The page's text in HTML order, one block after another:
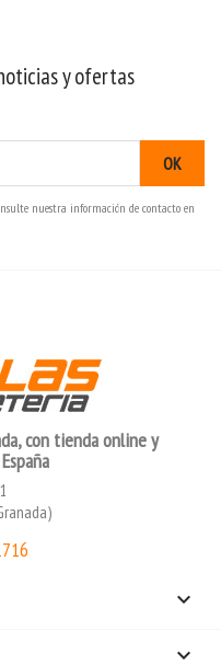
y ofertas
nuestra información de contacto en
con tienda online y

